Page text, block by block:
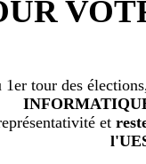
1er tour des
et